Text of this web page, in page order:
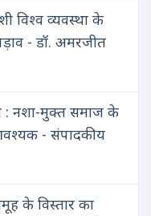
विश्व व्यवस्था के
- डॉ. अमरजीत
: नशा-मुक्त समाज के
- संपादकीय
के विस्तार का